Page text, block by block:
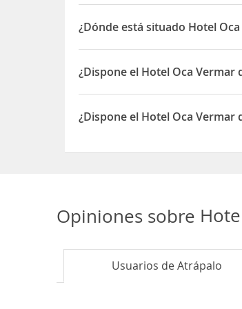
El hotel queda a 4 Km del centro
misma avenida a unos 800 metros.
¿Dónde está situado Hotel
El Hotel Oca Vermar está ubicado
¿Dispone el Hotel Oca Vermar
Sí, el Hotel Oca Vermar dispone de
¿Dispone el Hotel Oca
Opiniones sobre
Usuarios deAtrápalo